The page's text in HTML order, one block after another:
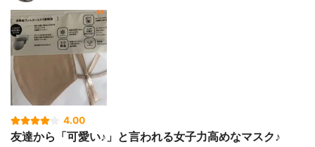
4.00
友達から「可愛い♪」と言われる女子力高めなマスク♪